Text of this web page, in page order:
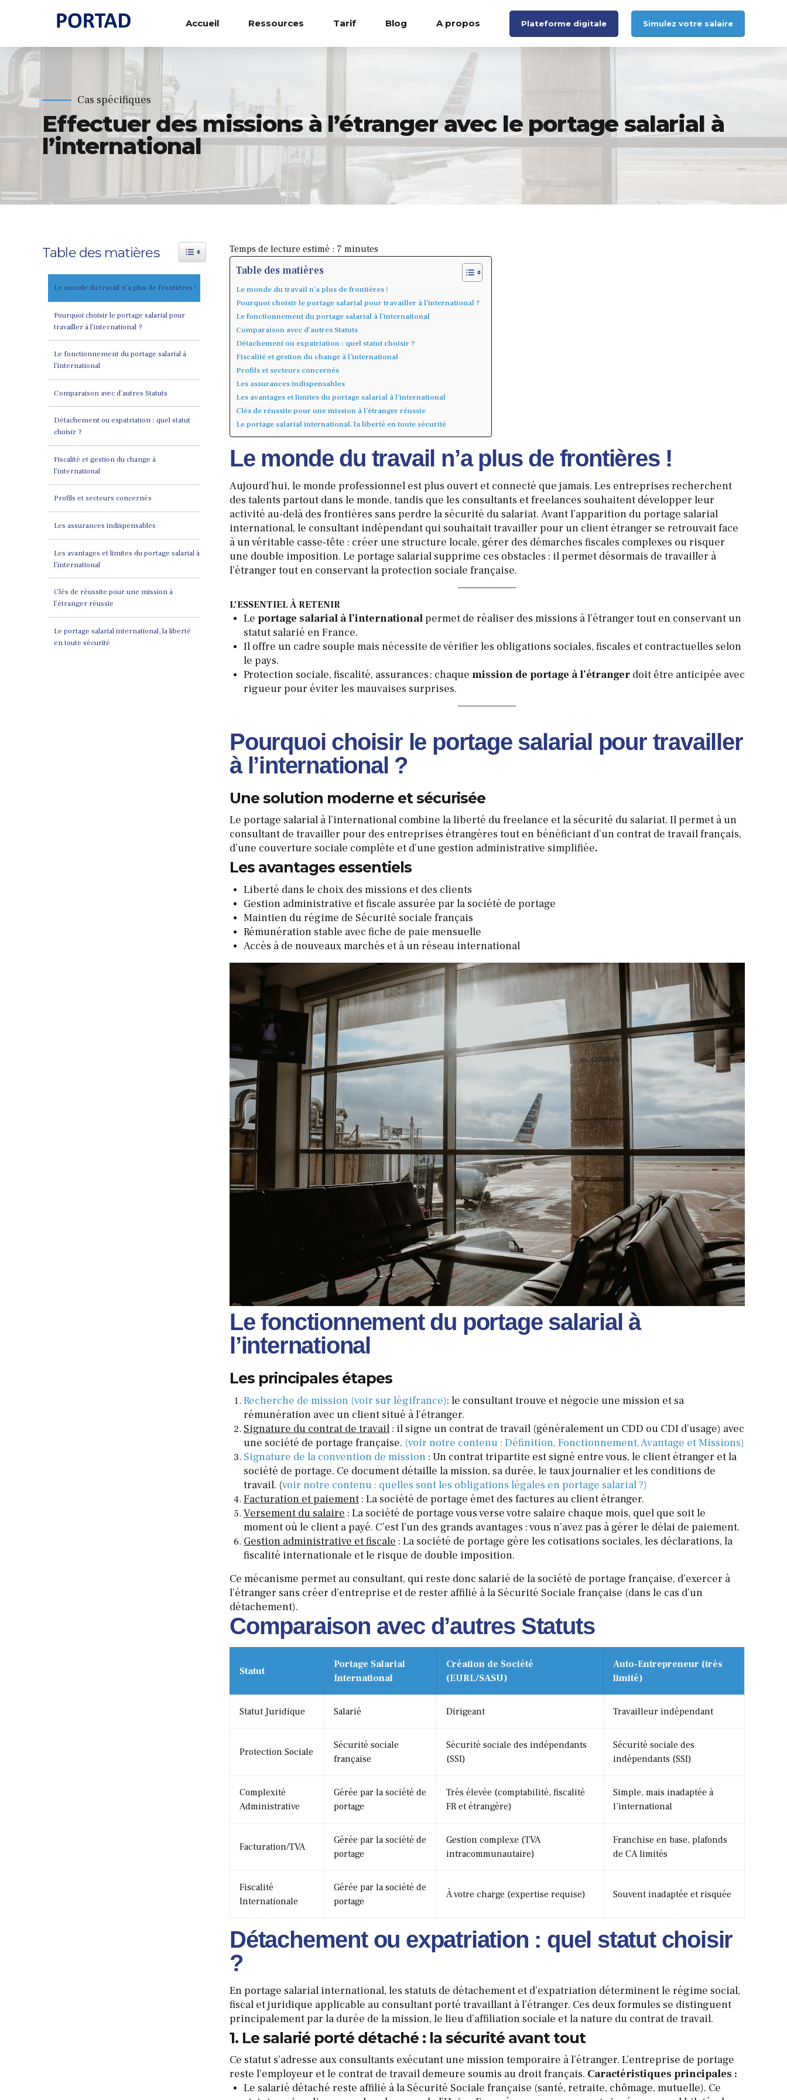
Plateforme digitale Simulez votre salaire
Accueil Ressources Tarif Blog A propos
Cas spécifiques
Effectuer des missions à l’étranger avec le portage salarial à
l’international
Temps de lecture estimé : 7 minutes
Table des matières
Le monde du travail n’a plus de frontières !
Pourquoi choisir le portage salarial pour travailler à l’international ?
Le fonctionnement du portage salarial à l’international
Comparaison avec d’autres Statuts
Détachement ou expatriation : quel statut choisir ?
Fiscalité et gestion du change à l’international
Profils et secteurs concernés
Les assurances indispensables
Les avantages et limites du portage salarial à l’international
Clés de réussite pour une mission à l’étranger réussie
Le portage salarial international, la liberté en toute sécurité
Le monde du travail n’a plus de frontières !
Aujourd’hui, le monde professionnel est plus ouvert et connecté que jamais. Les entreprises recherchent
des talents partout dans le monde, tandis que les consultants et freelances souhaitent développer leur
activité au-delà des frontières sans perdre la sécurité du salariat. Avant l’apparition du portage salarial
international, le consultant indépendant qui souhaitait travailler pour un client étranger se retrouvait face
à un véritable casse-tête : créer une structure locale, gérer des démarches fiscales complexes ou risquer
une double imposition. Le portage salarial supprime ces obstacles : il permet désormais de travailler à
l’étranger tout en conservant la protection sociale française.
L’ESSENTIEL À RETENIR
Le portage salarial à l’international permet de réaliser des missions à l’étranger tout en conservant un
statut salarié en France.
Il offre un cadre souple mais nécessite de vérifier les obligations sociales, fiscales et contractuelles selon
le pays.
Protection sociale, fiscalité, assurances : chaque mission de portage à l’étranger doit être anticipée avec
rigueur pour éviter les mauvaises surprises.
Pourquoi choisir le portage salarial pour travailler
à l’international ?
Une solution moderne et sécurisée
Le portage salarial à l’international combine la liberté du freelance et la sécurité du salariat. Il permet à un
consultant de travailler pour des entreprises étrangères tout en bénéficiant d’un contrat de travail français,
d’une couverture sociale complète et d’une gestion administrative simplifiée.
Les avantages essentiels
Liberté dans le choix des missions et des clients
Gestion administrative et fiscale assurée par la société de portage
Maintien du régime de Sécurité sociale français
Rémunération stable avec fiche de paie mensuelle
Accès à de nouveaux marchés et à un réseau international
Le fonctionnement du portage salarial à
l’international
Les principales étapes
Recherche de mission (voir sur légifrance): le consultant trouve et négocie une mission et sa
rémunération avec un client situé à l’étranger.
Signature du contrat de travail : il signe un contrat de travail (généralement un CDD ou CDI d’usage) avec
une société de portage française. (voir notre contenu : Définition, Fonctionnement, Avantage et Missions)
Signature de la convention de mission : Un contrat tripartite est signé entre vous, le client étranger et la
société de portage. Ce document détaille la mission, sa durée, le taux journalier et les conditions de
travail. (voir notre contenu : quelles sont les obligations légales en portage salarial ?)
Facturation et paiement : La société de portage émet des factures au client étranger.
Versement du salaire : La société de portage vous verse votre salaire chaque mois, quel que soit le
moment où le client a payé. C’est l’un des grands avantages : vous n’avez pas à gérer le délai de paiement.
Gestion administrative et fiscale : La société de portage gère les cotisations sociales, les déclarations, la
fiscalité internationale et le risque de double imposition.
Ce mécanisme permet au consultant, qui reste donc salarié de la société de portage française, d’exercer à
l’étranger sans créer d’entreprise et de rester affilié à la Sécurité Sociale française (dans le cas d’un
détachement).
Comparaison avec d’autres Statuts
Statut
Portage Salarial
International
Création de Société
(EURL/SASU)
Auto-Entrepreneur (très
limité)
Statut Juridique Salarié Dirigeant Travailleur indépendant
Protection Sociale
Sécurité sociale
française
Sécurité sociale des indépendants
(SSI)
Sécurité sociale des
indépendants (SSI)
Complexité
Administrative
Gérée par la société de
portage
Très élevée (comptabilité, fiscalité
FR et étrangère)
Simple, mais inadaptée à
l’international
Facturation/TVA
Gérée par la société de
portage
Gestion complexe (TVA
intracommunautaire)
Franchise en base, plafonds
de CA limités
Fiscalité
Internationale
Gérée par la société de
portage
À votre charge (expertise requise) Souvent inadaptée et risquée
Détachement ou expatriation : quel statut choisir
?
En portage salarial international, les statuts de détachement et d’expatriation déterminent le régime social,
fiscal et juridique applicable au consultant porté travaillant à l’étranger. Ces deux formules se distinguent
principalement par la durée de la mission, le lieu d’affiliation sociale et la nature du contrat de travail.​
1. Le salarié porté détaché : la sécurité avant tout
Ce statut s’adresse aux consultants exécutant une mission temporaire à l’étranger. L’entreprise de portage
reste l’employeur et le contrat de travail demeure soumis au droit français. Caractéristiques principales :
Le salarié détaché reste affilié à la Sécurité Sociale française (santé, retraite, chômage, mutuelle). Ce
Table des matières Toggle Table of Content
Le monde du travail n’a plus de frontières !
Pourquoi choisir le portage salarial pour
travailler à l’international ?
Le fonctionnement du portage salarial à
l’international
Comparaison avec d’autres Statuts
Détachement ou expatriation : quel statut
choisir ?
Fiscalité et gestion du change à
l’international
Profils et secteurs concernés
Les assurances indispensables
Les avantages et limites du portage salarial à
l’international
Clés de réussite pour une mission à
l’étranger réussie
Le portage salarial international, la liberté
en toute sécurité